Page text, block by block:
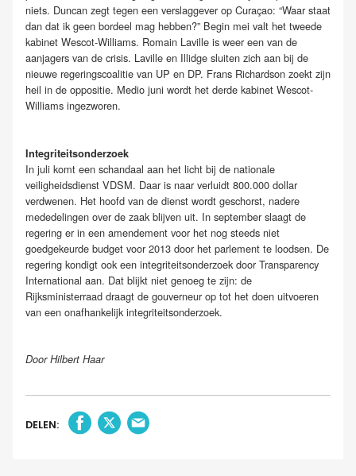
niets. Duncan zegt tegen een verslaggever op Curaçao: “Waar staat
dan dat ik geen bordeel mag hebben?” Begin mei valt het tweede
kabinet Wescot-Williams. Romain Laville is weer een van de
aanjagers van de crisis. Laville en Illidge sluiten zich aan bij de
nieuwe regeringscoalitie van UP en DP. Frans Richardson zoekt zijn
heil in de oppositie. Medio juni wordt het derde kabinet Wescot-
Williams ingezworen.
Integriteitsonderzoek
In juli komt een schandaal aan het licht bij de nationale
veiligheidsdienst VDSM. Daar is naar verluidt 800.000 dollar
verdwenen. Het hoofd van de dienst wordt geschorst, nadere
mededelingen over de zaak blijven uit. In september slaagt de
regering er in een amendement voor het nog steeds niet
goedgekeurde budget voor 2013 door het parlement te loodsen. De
regering kondigt ook een integriteitsonderzoek door Transparency
International aan. Dat blijkt niet genoeg te zijn: de
Rijksministerraad draagt de gouverneur op tot het doen uitvoeren
van een onafhankelijk integriteitsonderzoek.
Door Hilbert Haar
DELEN: